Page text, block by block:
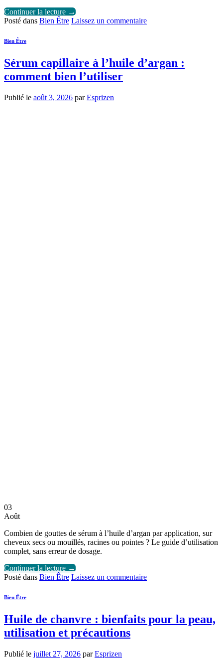
Continuer la lecture →
Posté dans Bien Être Laissez un commentaire
Bien Être
Sérum capillaire à l’huile d’argan :
comment bien l’utiliser
Publié le août 3, 2026 parEsprizen
03
Août
Combien de gouttes de sérum à l’huile d’argan par application, sur
cheveux secs ou mouillés, racines ou pointes ? Le guide d’utilisation
complet, sans erreur de dosage.
Continuer la lecture →
Posté dans Bien Être Laissez un commentaire
Bien Être
Huile de chanvre : bienfaits pour la peau,
utilisation et précautions
Publié le juillet 27, 2026 parEsprizen